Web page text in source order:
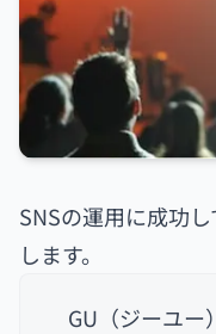
SNSの運用に成功
します。
GU（ジーユ